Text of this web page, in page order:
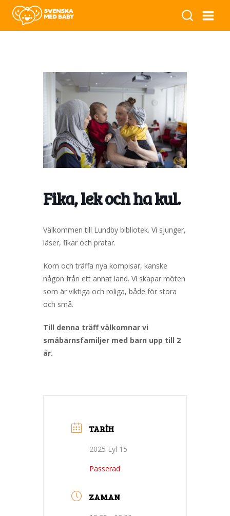
Fika, lek och ha kul.
Välkommen till Lundby bibliotek. Vi sjunger,
läser, fikar och pratar.
Kom och träffa nya kompisar, kanske
någon från ett annat land. Vi skapar möten
som är viktiga och roliga, både för stora
och små.
Till denna träff välkomnar vi
småbarnsfamiljer med barn upp till 2
år.
TARIH
2025 Eyl 15
Passerad
ZAMAN